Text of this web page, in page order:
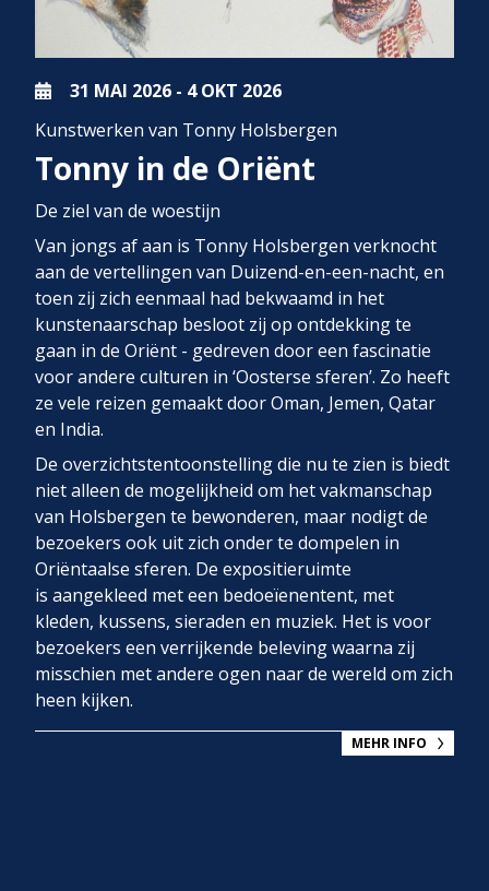
31 MAI 2026 - 4 OKT 2026
Kunstwerken van Tonny Holsbergen
Tonny in de Oriënt
De ziel van de woestijn
Van jongs af aan is Tonny Holsbergen verknocht
aan de vertellingen van Duizend-en-een-nacht, en
toen zij zich eenmaal had bekwaamd in het
kunstenaarschap besloot zij op ontdekking te
gaan in de Oriënt - gedreven door een fascinatie
voor andere culturen in ‘Oosterse sferen’. Zo heeft
ze vele reizen gemaakt door Oman, Jemen, Qatar
en India.
De overzichtstentoonstelling die nu te zien is biedt
niet alleen de mogelijkheid om het vakmanschap
van Holsbergen te bewonderen, maar nodigt de
bezoekers ook uit zich onder te dompelen in
Oriëntaalse sferen. De expositieruimte
is aangekleed met een bedoeïenentent, met
kleden, kussens, sieraden en muziek. Het is voor
bezoekers een verrijkende beleving waarna zij
misschien met andere ogen naar de wereld om zich
heen kijken.
MEHR INFO